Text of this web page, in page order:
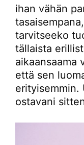
ihan vähän
tarvitseeko
tällaista
aikaansaama
että sen
erityisemmin.
ostavani